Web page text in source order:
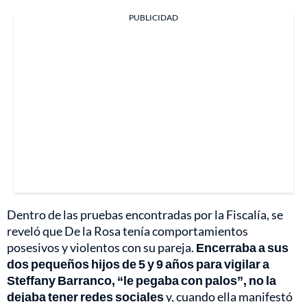
PUBLICIDAD
Dentro de las pruebas encontradas por la Fiscalía, se
reveló que De la Rosa tenía comportamientos
posesivos y violentos con su pareja. Encerraba a sus
dos pequeños hijos de 5 y 9 años para vigilar a
Steffany Barranco, “le pegaba con palos”, no la
dejaba tener redes socialesy, cuando ella manifestó